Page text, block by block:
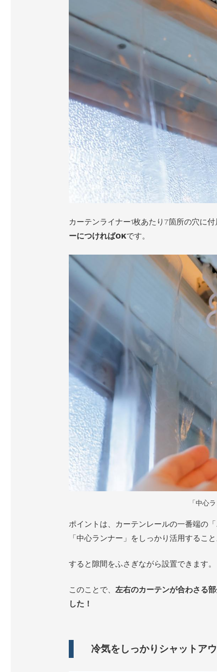
カーテンライナー1枚あたり7箇所の穴に
ーにつければOKです。
「中心
ポイントは、カーテンレールの一番端の
「中心ランナー」をしっかり活用するこ
すると隙間をふさぎながら設置できます。
このことで、 左右のカーテンが合わさる
した！
冷気をしっかりシャットア